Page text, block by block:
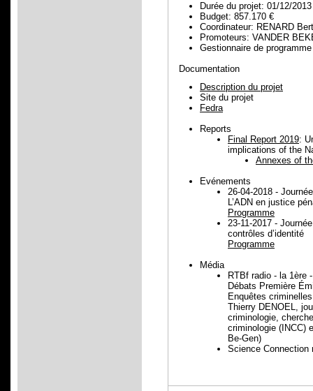
Durée du projet: 01/12/
Budget: 857.170 €
Coordinateur: RENARD
Promoteurs: VANDER
Gestionnaire de
Documentation
Description du projet
Site du projet
Fedra
Reports
Final Report 2019:
implications of the
Annexes of
Evénements
26-04-2018 -
L’ADN en justice
Programme
23-11-2017 -
contrôles d’identité
Programme
Média
RTBf radio - la 1ère
Débats Première
Enquêtes
Thierry DENOEL,
criminologie,
criminologie (INCC)
Be-Gen)
Science Connection